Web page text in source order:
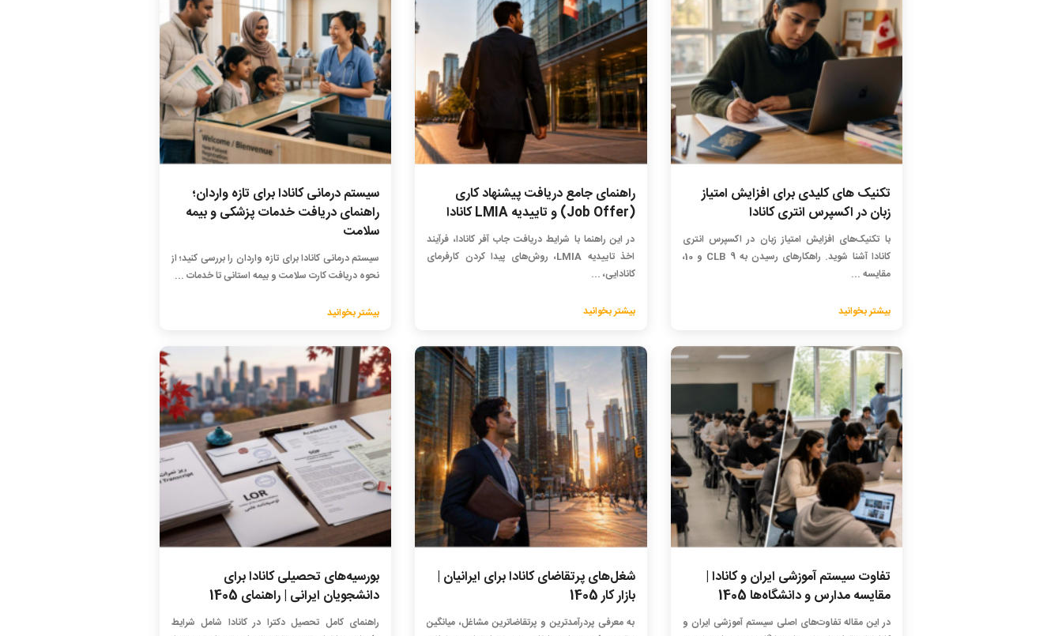
تکنیک های کلیدی برای افزایش امتیاز
زبان در اکسپرس انتری کانادا
با تکنیک‌های افزایش امتیاز زبان در اکسپرس انتری
کانادا آشنا شوید. راهکارهای رسیدن به CLB 9 و 10،
مقایسه ...
بیشتر بخوانید
راهنمای جامع دریافت پیشنهاد کاری
(Job Offer) و تاییدیه LMIA کانادا
در این راهنما با شرایط دریافت جاب آفر کانادا، فرآیند
اخذ تاییدیه LMIA، روش‌های پیدا کردن کارفرمای
کانادایی، ...
بیشتر بخوانید
سیستم درمانی کانادا برای تازه واردان؛
راهنمای دریافت خدمات پزشکی و بیمه
سلامت
سیستم درمانی کانادا برای تازه واردان را بررسی کنید؛ از
نحوه دریافت کارت سلامت و بیمه استانی تا خدمات ...
بیشتر بخوانید
تفاوت سیستم آموزشی ایران و کانادا |
مقایسه مدارس و دانشگاه‌ها 1405
در این مقاله تفاوت‌های اصلی سیستم آموزشی ایران و
شغل‌های پرتقاضای کانادا برای ایرانیان |
بازار کار 1405
به معرفی پردرآمدترین و پرتقاضاترین مشاغل، میانگین
بورسیه‌های تحصیلی کانادا برای
دانشجویان ایرانی | راهنمای 1405
راهنمای کامل تحصیل دکترا در کانادا شامل شرایط